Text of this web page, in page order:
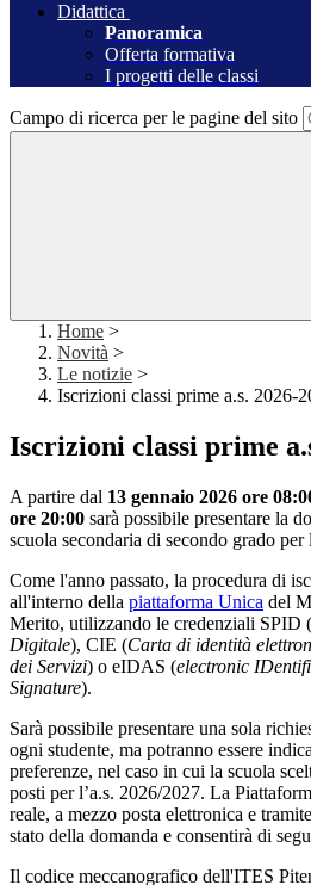
Didattica
Panoramica
Offerta formativa
I progetti delle classi
Campo di ricerca per le pagine del sito
Home >
Novità >
Le notizie >
Iscrizioni classi prime a.s. 2026-
Iscrizioni classi prime
A partire dal 13 gennaio 2026 ore
ore 20:00 sarà possibile presentare la
scuola secondaria di secondo grado
Come l'anno passato, la procedura di
all'interno della piattaforma Unica del
Merito, utilizzando le credenziali SPID (
Digitale), CIE (Carta di identità
dei Servizi) o eIDAS (electronic
Signature).
Sarà possibile presentare una sola
ogni studente, ma potranno essere
preferenze, nel caso in cui la scuola
posti per l’a.s. 2026/2027. La
reale, a mezzo posta elettronica e
stato della domanda e consentirà di
Il codice meccanografico dell'ITES